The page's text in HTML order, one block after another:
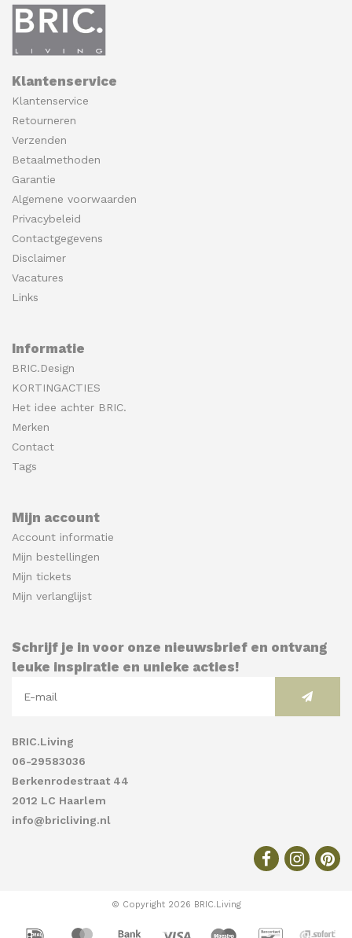
Klantenservice
Klantenservice
Retourneren
Verzenden
Betaalmethoden
Garantie
Algemene voorwaarden
Privacybeleid
Contactgegevens
Disclaimer
Vacatures
Links
Informatie
BRIC.Design
KORTINGACTIES
Het idee achter BRIC.
Merken
Contact
Tags
Mijn account
Account informatie
Mijn bestellingen
Mijn tickets
Mijn verlanglijst
Schrijf je in voor onze nieuwsbrief en ontvang
leuke inspiratie en unieke acties!
BRIC.Living
06-29583036
Berkenrodestraat 44
2012 LC Haarlem
info@bricliving.nl
© Copyright 2026 BRIC.Living